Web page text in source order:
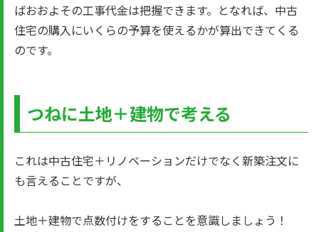
ばおおよその工事代金は把握できます。となれば、中古
住宅の購入にいくらの予算を使えるかが算出できてくる
のです。
つねに土地＋建物で考える
これは中古住宅＋リノベーションだけでなく新築注文に
も言えることですが、
土地＋建物で点数付けをすることを意識しましょう！